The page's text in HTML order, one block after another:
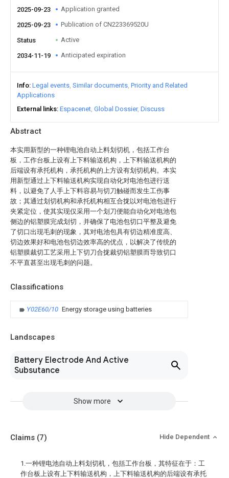
Abstract
本实用新型的一种锂电池自动上料划切机，包括工作台
板，工作台板上设有上下料输送机构，上下料输送机构的
后端设有承托机构，承托机构的上方设有划切机构。本实
用新型通过上下料输送机构实现自动化对电池包进行送
料，以避免了人手上下料容易与切刀触碰而发生工伤事
故；其通过划切机构和承托机构相互合拢以对电池包进行
夹紧定位，使其实现仅采用一个划刀便能自动化对电池包
侧边的铝塑膜完成划切，并确保了电池包切口平整及避免
了切口出现毛刺的现象，其对电池包具有切边精准度高、
切边效果好和电池包切边效率高的优点，以解决了传统的
铝塑膜裁切工艺采用上下切刀合拢裁切铝塑膜而导致切口
不平直甚至出现毛刺的问题。
Classifications
Y02E60/10 Energy storage using batteries
Landscapes
Battery Electrode And Active
Subsutance
Show more
2025-09-23 Application granted
2025-09-23 Publication of CN223369520U
Status Active
2034-11-19 Anticipated expiration
Info Legal events Similar documents Priority and Related
Applications
External links Espacenet Global Dossier Discuss
Claims (7) Hide Dependent
1.一种锂电池自动上料划切机，包括工作台板，其特征在于：工
作台板上设有上下料输送机构，上下料输送机构的后端设有承托